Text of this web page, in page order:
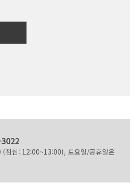
점심: 12:00~13:00), 토요일/공휴일은